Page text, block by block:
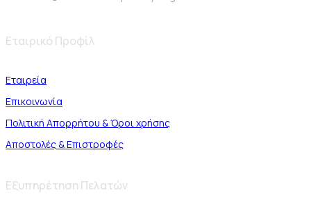
Εταιρικό Προφίλ
Εταιρεία
Επικοινωνία
Πολιτική Απορρήτου & Όροι χρήσης
Αποστολές & Επιστροφές
Εξυπηρέτηση Πελατών